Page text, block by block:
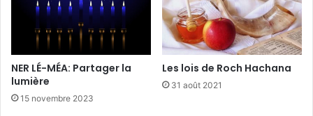
NER LÉ-MÉA: Partager la
lumière
15 novembre 2023
Les lois de Roch Hachana
31 août 2021